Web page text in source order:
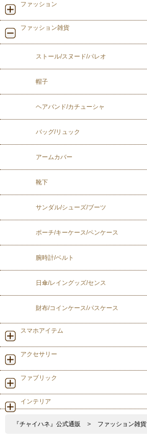
ファッション
ファッション雑貨
ストール/スヌード/パレオ
帽子
ヘアバンド/カチューシャ
バッグ/リュック
アームカバー
靴下
サンダル/シューズ/ブーツ
ポーチ/キーケース/ペンケース
腕時計/ベルト
日傘/レイングッズ/センス
財布/コインケース/パスケース
スマホアイテム
アクセサリー
ファブリック
インテリア
『チャイハネ』公式通販 > ファッション雑貨